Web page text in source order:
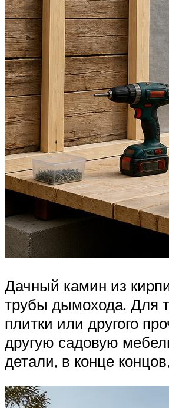
Дачный камин из
трубы дымохода. Для
плитки или другого
другую садовую
детали, в конце